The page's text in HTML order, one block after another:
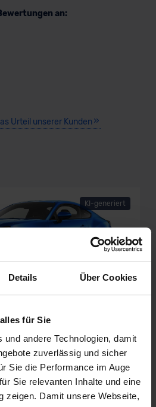
Details Über Cookies
für Sie
andere Technologien, damit
zuverlässig und sicher
Sie die Performance im Auge
Sie relevanten Inhalte und eine
zeigen. Damit unsere Webseite,
an:
Urteil unserer Kunden
KI-generiert
und geht 2023 mit noch mehr
zweiten Modellgeneration ist
mit einem kraftvollen Boxermotor